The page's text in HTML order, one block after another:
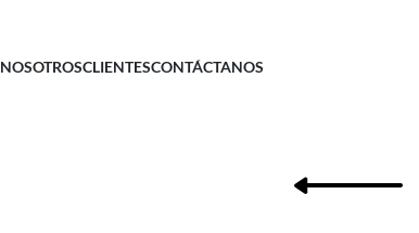
NOSOTROSCLIENTESCONTÁCTANOS